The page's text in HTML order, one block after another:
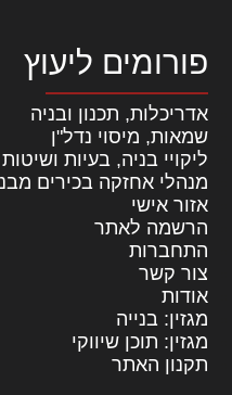
פורומים ליעוץ
אדריכלות, תכנון ובניה
שמאות, מיסוי נדל"ן
ליקויי בניה, בעיות
מנהלי אחזקה בכירים
אזור אישי
הרשמה לאתר
התחברות
צור קשר
אודות
מגזין: בנייה
מגזין: תוכן שיווקי
תקנון האתר